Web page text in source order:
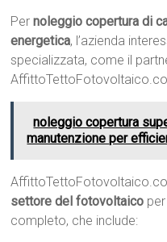
Pernoleggio copertura di
energetica, l’azienda
specializzata, come il
noleggio copertura
manutenzione per
settore del fotovoltaico
completo, che include: